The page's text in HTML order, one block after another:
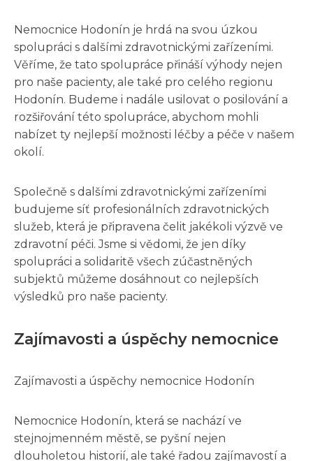
Nemocnice Hodonín je hrdá na svou úzkou
spolupráci s dalšími zdravotnickými zařízeními.
Věříme, že tato spolupráce přináší výhody nejen
pro naše pacienty, ale také pro celého regionu
Hodonín. Budeme i nadále usilovat o posilování a
rozšiřování této spolupráce, abychom mohli
nabízet ty nejlepší možnosti léčby a péče v našem
okolí.
Společně s dalšími zdravotnickými zařízeními
budujeme síť profesionálních zdravotnických
služeb, která je připravena čelit jakékoli výzvě ve
zdravotní péči. Jsme si vědomi, že jen díky
spolupráci a solidaritě všech zúčastněných
subjektů můžeme dosáhnout co nejlepších
výsledků pro naše pacienty.
Zajímavosti a úspěchy nemocnice
Zajímavosti a úspěchy nemocnice Hodonín
Nemocnice Hodonín, která se nachází ve
stejnojmenném městě, se pyšní nejen
dlouholetou historií, ale také řadou zajímavostí a